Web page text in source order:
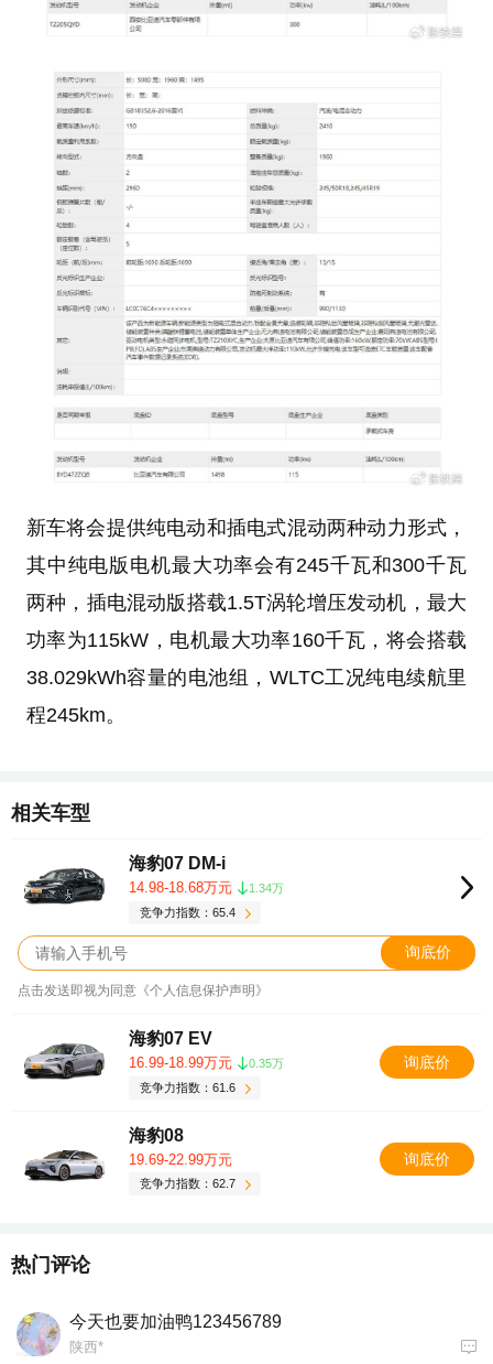
新车将会提供纯电动和插电式混动两种动力形式，
其中纯电版电机最大功率会有245千瓦和300千瓦
两种，插电混动版搭载1.5T涡轮增压发动机，最大
功率为115kW，电机最大功率160千瓦，将会搭载
38.029kWh容量的电池组，WLTC工况纯电续航里
程245km。
相关车型
海豹07 DM-i
14.98-18.68万元
1.34万
竞争力指数：65.4
询底价
点击发送即视为同意《个人信息保护声明》
海豹07 EV
16.99-18.99万元
0.35万
竞争力指数：61.6
询底价
海豹08
19.69-22.99万元
竞争力指数：62.7
询底价
热门评论
今天也要加油鸭123456789
陕西*